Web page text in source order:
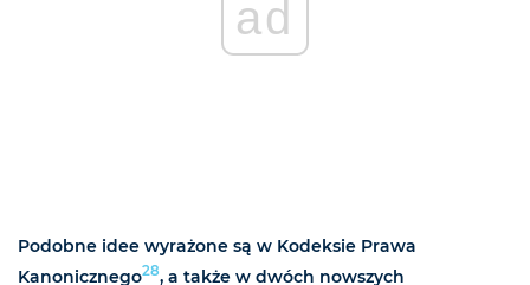
ad
Podobne idee wyrażone są w Kodeksie Prawa
Kanonicznego28, a także w dwóch nowszych